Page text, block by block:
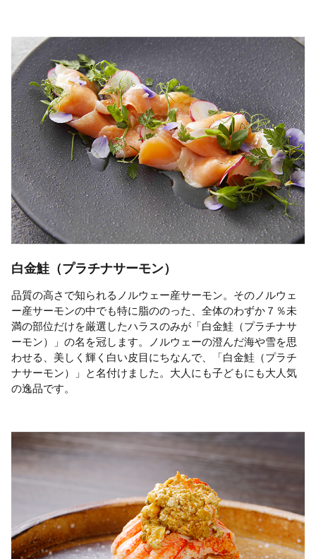
白金鮭（プラチナサーモン）
品質の高さで知られるノルウェー産サーモン。そのノルウェ
ー産サーモンの中でも特に脂ののった、全体のわずか７％未
満の部位だけを厳選したハラスのみが「白金鮭（プラチナサ
ーモン）」の名を冠します。ノルウェーの澄んだ海や雪を思
わせる、美しく輝く白い皮目にちなんで、「白金鮭（プラチ
ナサーモン）」と名付けました。大人にも子どもにも大人気
の逸品です。